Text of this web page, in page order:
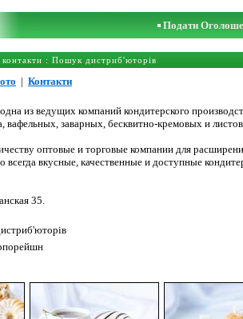
Подати
контакти : Пошук дистриб'юторів
| Контакти
из ведущих компаний кондитерского
вафельных, заварных, бесквитно-кремовых и
оптовые и торговые компании для
вкусные, качественные и доступные
35.